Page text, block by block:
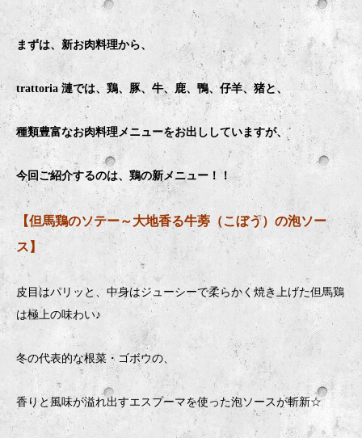
まずは、新お肉料理から、
trattoria 漣では、鶏、豚、牛、鹿、鴨、仔羊、猪と、
種類豊富なお肉料理メニューをお出ししていますが、
今回ご紹介するのは、鶏の新メニュー！！
【但馬鶏のソテー～大地香る牛蒡（こぼう）の泡ソー
ス】
皮目はパリッと、中身はジューシーで柔らかく焼き上げた但馬鶏
は極上の味わい♪
冬の代表的な根菜・ゴボウの、
香りと風味が溢れ出すエスプーマを使った泡ソースが斬新☆